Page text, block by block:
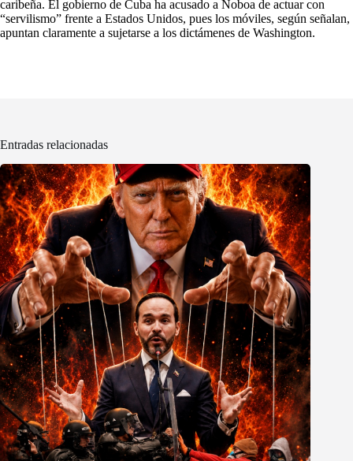
caribeña. El gobierno de Cuba ha acusado a Noboa de actuar con
“servilismo” frente a Estados Unidos, pues los móviles, según señalan,
apuntan claramente a sujetarse a los dictámenes de Washington.
Entradas relacionadas